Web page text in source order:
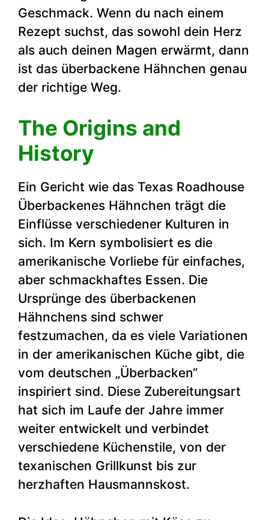
Geschmack. Wenn du nach einem
Rezept suchst, das sowohl dein Herz
als auch deinen Magen erwärmt, dann
ist das überbackene Hähnchen genau
der richtige Weg.
The Origins and
History
Ein Gericht wie das Texas Roadhouse
Überbackenes Hähnchen trägt die
Einflüsse verschiedener Kulturen in
sich. Im Kern symbolisiert es die
amerikanische Vorliebe für einfaches,
aber schmackhaftes Essen. Die
Ursprünge des überbackenen
Hähnchens sind schwer
festzumachen, da es viele Variationen
in der amerikanischen Küche gibt, die
vom deutschen „Überbacken“
inspiriert sind. Diese Zubereitungsart
hat sich im Laufe der Jahre immer
weiter entwickelt und verbindet
verschiedene Küchenstile, von der
texanischen Grillkunst bis zur
herzhaften Hausmannskost.